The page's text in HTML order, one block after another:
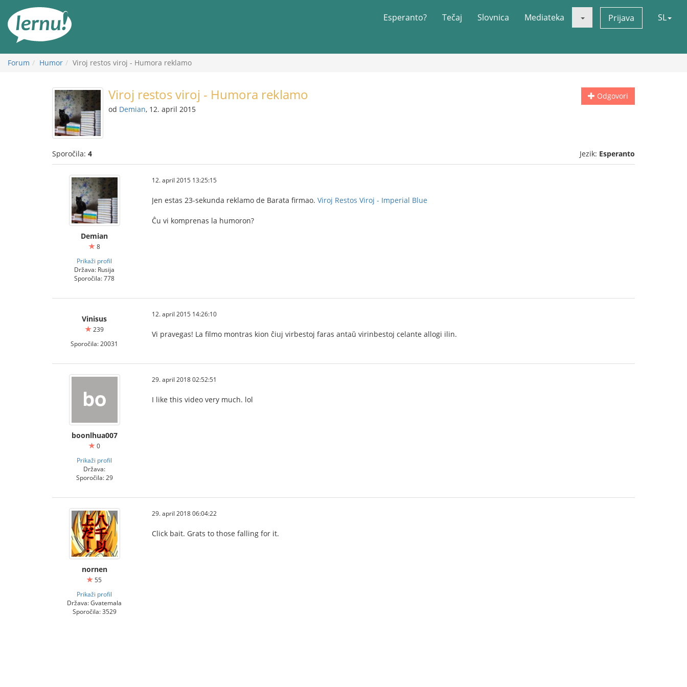
vsebini
Esperanto? Tečaj Slovnica Mediateka Prijava SL
Forum Humor Viroj restos viroj - Humora reklamo
Odgovori
Viroj restos viroj - Humora reklamo
od Demian, 12. april 2015
Sporočila: 4 Jezik: Esperanto
Demian
8
Prikaži profil
Država: Rusija
Sporočila: 778
12. april 2015 13:25:15
Jen estas 23-sekunda reklamo de Barata firmao. Viroj Restos Viroj - Imperial Blue
Ĉu vi komprenas la humoron?
Vinisus
239
Sporočila: 20031
12. april 2015 14:26:10
Vi pravegas! La filmo montras kion ĉiuj virbestoj faras antaŭ virinbestoj celante allogi ilin.
boonlhua007
0
Prikaži profil
Država:
Sporočila: 29
29. april 2018 02:52:51
I like this video very much. lol
nornen
55
Prikaži profil
Država: Gvatemala
Sporočila: 3529
29. april 2018 06:04:22
Click bait. Grats to those falling for it.